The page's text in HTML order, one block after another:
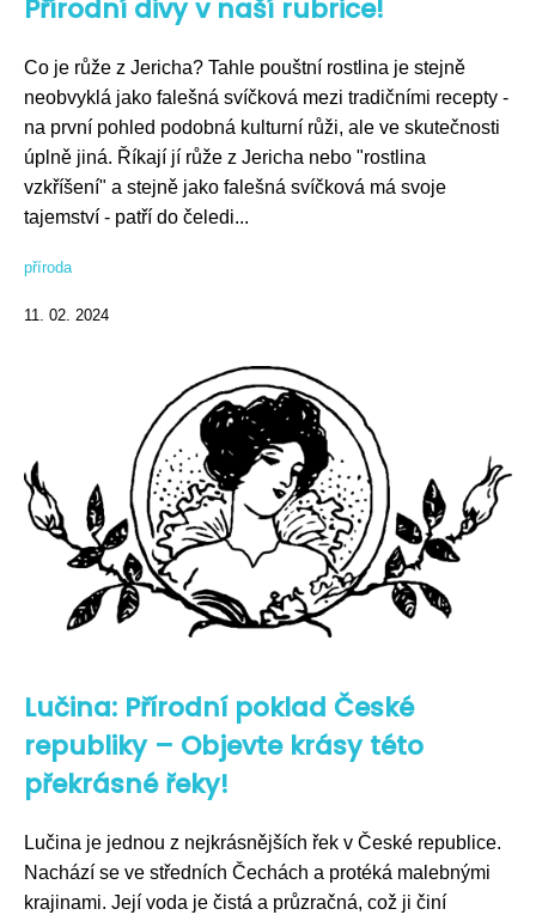
Přírodní divy v naší rubrice!
Co je růže z Jericha? Tahle pouštní rostlina je stejně
neobvyklá jako falešná svíčková mezi tradičními recepty -
na první pohled podobná kulturní růži, ale ve skutečnosti
úplně jiná. Říkají jí růže z Jericha nebo "rostlina
vzkříšení" a stejně jako falešná svíčková má svoje
tajemství - patří do čeledi...
příroda
11. 02. 2024
Lučina: Přírodní poklad České
republiky – Objevte krásy této
překrásné řeky!
Lučina je jednou z nejkrásnějších řek v České republice.
Nachází se ve středních Čechách a protéká malebnými
krajinami. Její voda je čistá a průzračná, což ji činí